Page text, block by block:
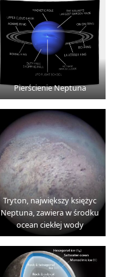
Pierścienie Neptuna
Tryton, największy księżyc
Neptuna, zawiera w środku
ocean ciekłej wody